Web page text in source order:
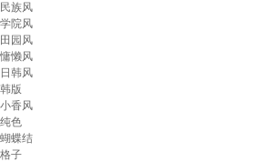
民族风
学院风
田园风
慵懒风
日韩风
韩版
小香风
纯色
蝴蝶结
格子